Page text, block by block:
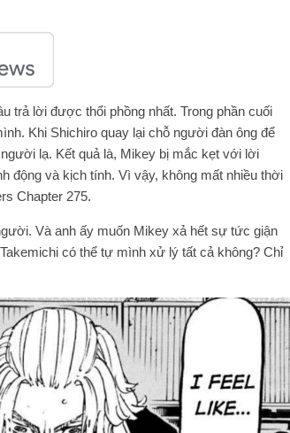
trả lời được thổi phồng nhất. Trong phần cuối
Khi Shichiro quay lại chỗ người đàn ông để
lạ. Kết quả là, Mikey bị mắc kẹt với lời
động và kịch tính. Vì vậy, không mất nhiều thời
Chapter 275.
Và anh ấy muốn Mikey xả hết sự tức giận
có thể tự mình xử lý tất cả không? Chỉ